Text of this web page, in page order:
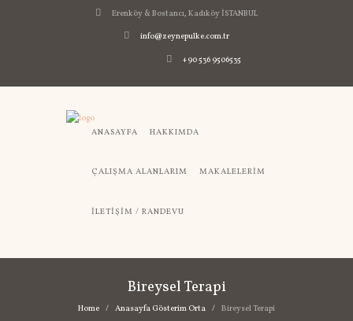
Erenköy & Bostancı, Kadıköy İSTANBUL
info@zeynepulke.com.tr
+90 536 9506535
ANASAYFA HAKKIMDA
ÇALIŞMA ALANLARIM MAKALELERIM
İLETIŞIM / RANDEVU
Bireysel Terapi
Home Anasayfa Gösterim Orta Bireysel Terapi